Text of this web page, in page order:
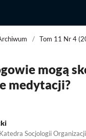
Socjologii
/ Tom 11 Nr 4
mogą
medytacji?
Socjologii